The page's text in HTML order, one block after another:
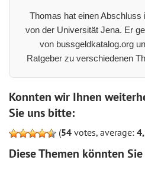
Thomas hat einen
von der Universität Jena. Er
von bussgeldkatalog.org
Ratgeber zu verschiedenen
Konnten wir Ihnen
Sie uns bitte:
(54 votes, average:
Diese Themen könnten